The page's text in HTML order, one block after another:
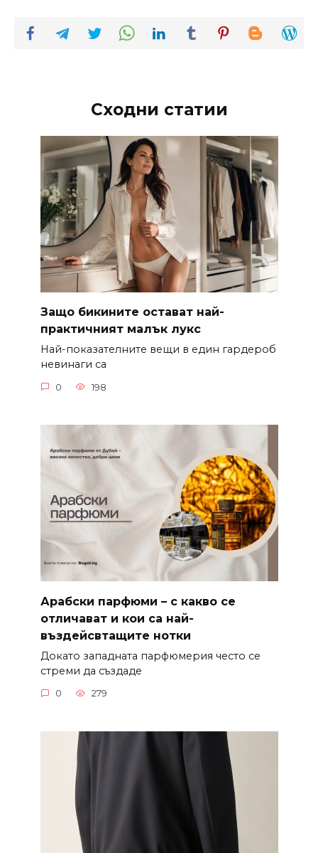
Сходни статии
Защо бикините остават най-
практичният малък лукс
Най-показателните вещи в един гардероб
невинаги са
0 198
Арабски парфюми – с какво се
отличават и кои са най-
въздейсвтащите нотки
Докато западната парфюмерия често се
стреми да създаде
0 279